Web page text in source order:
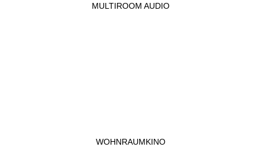
MULTIROOM AUDIO
WOHNRAUMKINO